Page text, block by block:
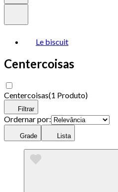
Le biscuit
Centercoisas
Centercoisas(1 Produto)
Filtrar
Ordernar por:
Grade Lista